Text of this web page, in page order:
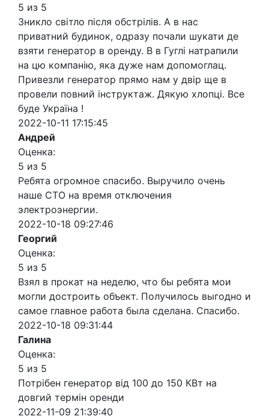
5 из 5
Зникло світло після обстрілів. А в нас
приватний будинок, одразу почали шукати де
взяти генератор в оренду. В в Гуглі натрапили
на цю компанію, яка дуже нам допомоглац.
Привезли генератор прямо нам у двір ще в
провели повний інструктаж. Дякую хлопці. Все
буде Україна !
2022-10-11 17:15:45
Андрей
Оценка:
5 из 5
Ребята огромное спасибо. Выручило очень
наше СТО на время отключения
электроэнергии.
2022-10-18 09:27:46
Георгий
Оценка:
5 из 5
Взял в прокат на неделю, что бы ребята мои
могли достроить объект. Получилось выгодно и
самое главное работа была сделана. Спасибо.
2022-10-18 09:31:44
Галина
Оценка:
5 из 5
Потрібен генератор від 100 до 150 КВт на
довгий термін оренди
2022-11-09 21:39:40